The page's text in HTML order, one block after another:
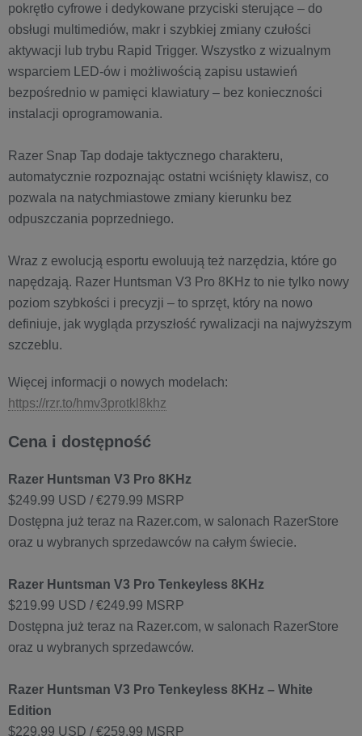
pokrętło cyfrowe i dedykowane przyciski sterujące – do
obsługi multimediów, makr i szybkiej zmiany czułości
aktywacji lub trybu Rapid Trigger. Wszystko z wizualnym
wsparciem LED-ów i możliwością zapisu ustawień
bezpośrednio w pamięci klawiatury – bez konieczności
instalacji oprogramowania.
Razer Snap Tap dodaje taktycznego charakteru,
automatycznie rozpoznając ostatni wciśnięty klawisz, co
pozwala na natychmiastowe zmiany kierunku bez
odpuszczania poprzedniego.
Wraz z ewolucją esportu ewoluują też narzędzia, które go
napędzają. Razer Huntsman V3 Pro 8KHz to nie tylko nowy
poziom szybkości i precyzji – to sprzęt, który na nowo
definiuje, jak wygląda przyszłość rywalizacji na najwyższym
szczeblu.
Więcej informacji o nowych modelach:
https://rzr.to/hmv3protkl8khz
Cena i dostępność
Razer Huntsman V3 Pro 8KHz
$249.99 USD / €279.99 MSRP
Dostępna już teraz na Razer.com, w salonach RazerStore
oraz u wybranych sprzedawców na całym świecie.
Razer Huntsman V3 Pro Tenkeyless 8KHz
$219.99 USD / €249.99 MSRP
Dostępna już teraz na Razer.com, w salonach RazerStore
oraz u wybranych sprzedawców.
Razer Huntsman V3 Pro Tenkeyless 8KHz – White
Edition
$229.99 USD / €259.99 MSRP